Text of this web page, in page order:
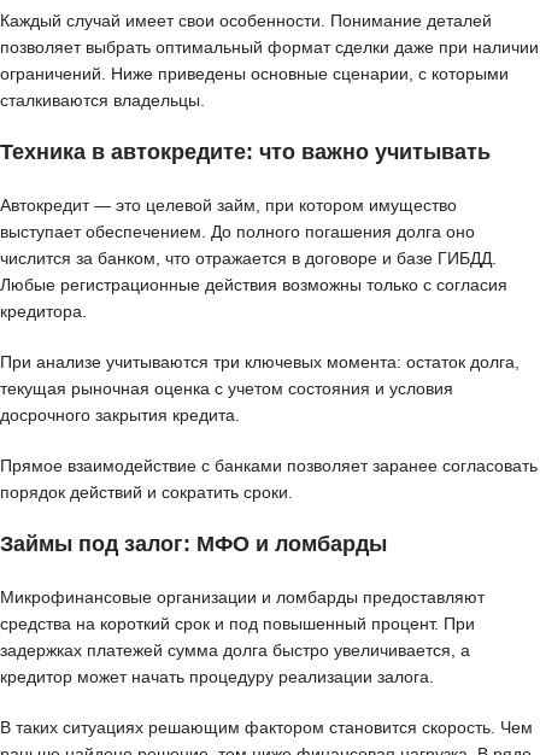
Каждый случай имеет свои особенности. Понимание деталей
позволяет выбрать оптимальный формат сделки даже при наличии
ограничений. Ниже приведены основные сценарии, с которыми
сталкиваются владельцы.
Техника в автокредите: что важно учитывать
Автокредит — это целевой займ, при котором имущество
выступает обеспечением. До полного погашения долга оно
числится за банком, что отражается в договоре и базе ГИБДД.
Любые регистрационные действия возможны только с согласия
кредитора.
При анализе учитываются три ключевых момента: остаток долга,
текущая рыночная оценка с учетом состояния и условия
досрочного закрытия кредита.
Прямое взаимодействие с банками позволяет заранее согласовать
порядок действий и сократить сроки.
Займы под залог: МФО и ломбарды
Микрофинансовые организации и ломбарды предоставляют
средства на короткий срок и под повышенный процент. При
задержках платежей сумма долга быстро увеличивается, а
кредитор может начать процедуру реализации залога.
В таких ситуациях решающим фактором становится скорость. Чем